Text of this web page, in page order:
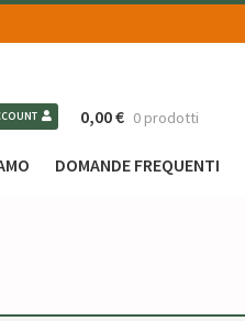
0,00€ 0 prodotti
DOMANDE FREQUENTI